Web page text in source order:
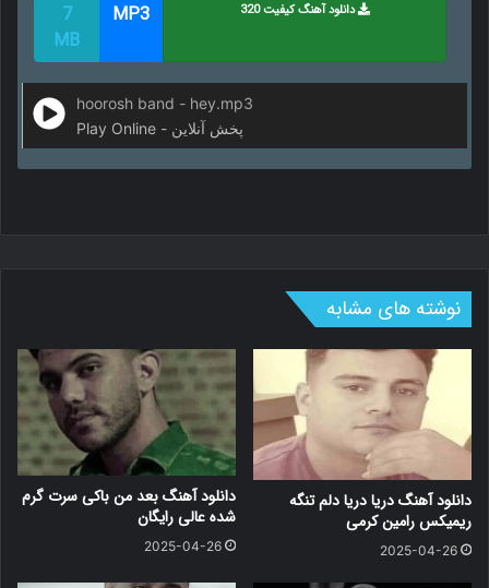
دانلود آهنگ کیفیت 320 MP3
7
MB
hoorosh band - hey.mp3
Play Online - پخش آنلاین
نوشته های مشابه
دانلود آهنگ دریا دریا دلم تنگه
ریمیکس رامین کرمی
2025-04-26
دانلود آهنگ بعد من باکی سرت گرم
شده عالی رایگان
2025-04-26